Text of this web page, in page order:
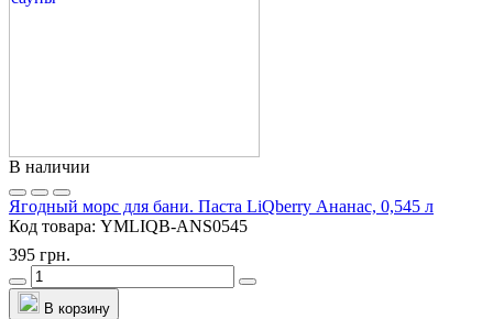
В наличии
Ягодный морс для бани. Паста LiQberry Ананас, 0,545 л
Код товара: YMLIQB-ANS0545
395 грн.
В корзину